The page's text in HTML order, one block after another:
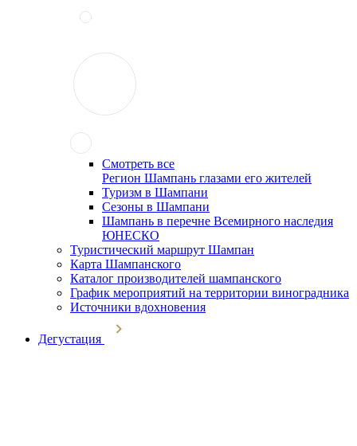
Смотреть все
Регион Шампань глазами его жителей
Туризм в Шампани
Сезоны в Шампани
Шампань в перечне Всемирного наследия
ЮНЕСКО
Туристический маршрут Шампан
Карта Шампанского
Каталог производителей шампанского
График мероприятий на территории виноградника
Источники вдохновения
Дегустация